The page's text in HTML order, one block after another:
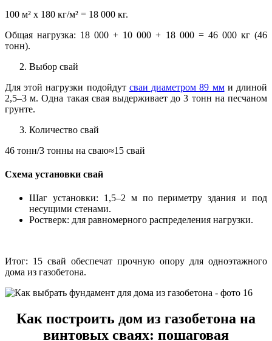
100 м² x 180 кг/м² = 18 000 кг.
Общая нагрузка: 18 000 + 10 000 + 18 000 = 46 000 кг (46
тонн).
Выбор свай
Для этой нагрузки подойдут сваи диаметром 89 мми длиной
2,5–3 м. Одна такая свая выдерживает до 3 тонн на песчаном
грунте.
Количество свай
46 тонн/3 тонны на сваю≈15 свай
Схема установки свай
Шаг установки: 1,5–2 м по периметру здания и под
несущими стенами.
Ростверк: для равномерного распределения нагрузки.
Итог: 15 свай обеспечат прочную опору для одноэтажного
дома из газобетона.
Как построить дом из газобетона на
винтовых сваях: пошаговая